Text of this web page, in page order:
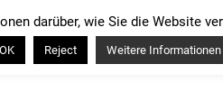
darüber, wie Sie die Website
OK Reject Weitere Informationen